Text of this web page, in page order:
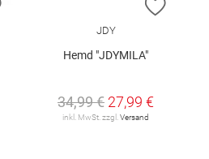
ZUR WUNSCHLISTE HINZUFÜGEN
ZUR
JDY
Hemd "JDYMILA"
34,99 € 27,99 €
inkl. MwSt. zzgl.Versand